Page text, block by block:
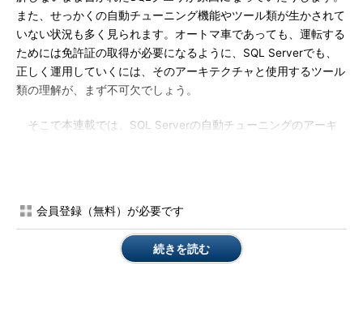
また、せっかくの自動チューニング機能やツール類が生かされて
いない状況も多く見られます。オートマ車であっても、運転する
ためには免許証の取得が必要になるように、SQL Serverでも、
正しく運用していくには、そのアーキテクチャと使用するツール
類の理解が、まず不可欠でしょう。
そこで本連載では、SQL Serverの自動チューニングのアーキ
ます。
2005年にはSQL Serverの次期バージョンになるSQL Server
会員登録（無料）が必要です
続きを読む